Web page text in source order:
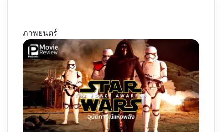
ภาพยนตร์